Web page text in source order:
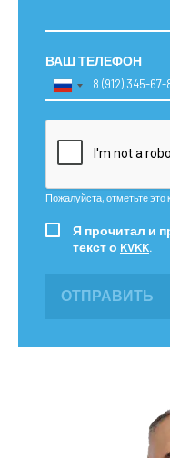
ВАШ ТЕЛЕФОН
Пожалуйста, отметьте это
Я прочитал и
текст о KVKK.
ОТПРАВИТЬ